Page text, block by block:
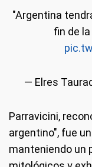
"Argentina
fin de
— Elres
Parravicini,
argentino", fue
manteniendo un